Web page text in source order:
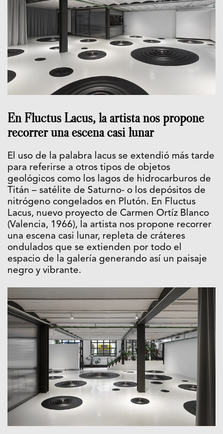
En Fluctus Lacus, la artista nos propone
recorrer una escena casi lunar
El uso de la palabra lacus se extendió más tarde
para referirse a otros tipos de objetos
geológicos como los lagos de hidrocarburos de
Titán – satélite de Saturno- o los depósitos de
nitrógeno congelados en Plutón. En Fluctus
Lacus, nuevo proyecto de Carmen Ortíz Blanco
(Valencia, 1966), la artista nos propone recorrer
una escena casi lunar, repleta de cráteres
ondulados que se extienden por todo el
espacio de la galería generando así un paisaje
negro y vibrante.